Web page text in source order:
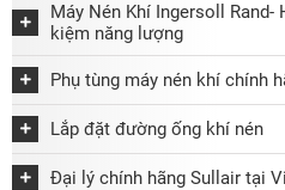
Máy Nén Khí Ingersoll
kiệm năng lượng
Phụ tùng máy nén khí chính
Lắp đặt đường ống khí nén
Đại lý chính hãng Sullair tại